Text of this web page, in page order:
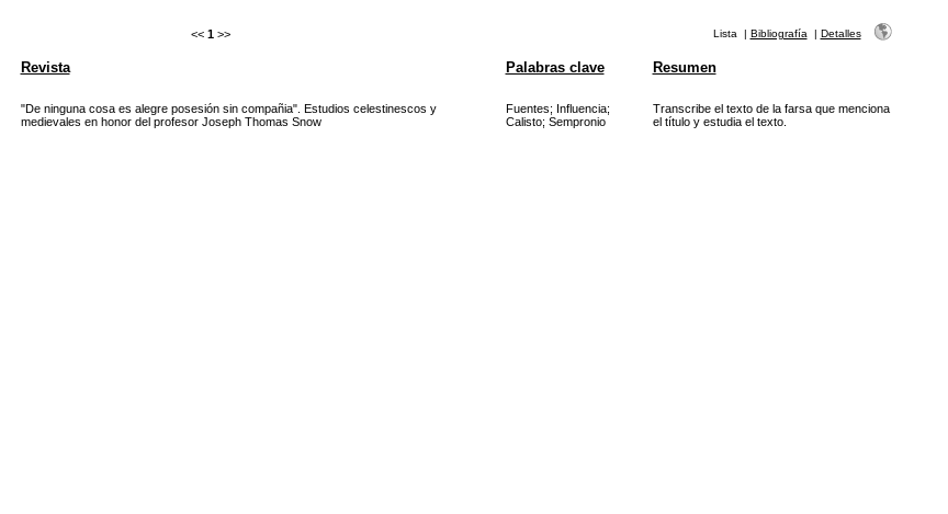
<< 1 >> Lista | Bibliografía | Detalles
Revista Palabras clave Resumen
"De ninguna cosa es alegre posesión sin compañia". Estudios celestinescos y
medievales en honor del profesor Joseph Thomas Snow
Fuentes; Influencia;
Calisto; Sempronio
Transcribe el texto de la farsa que menciona
el título y estudia el texto.